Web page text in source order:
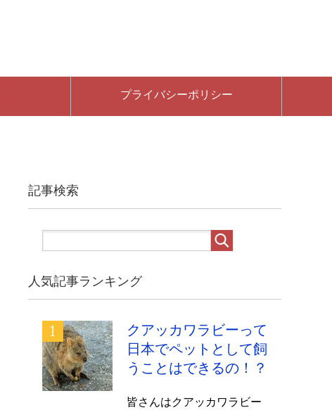
プライバシーポリシー
記事検索
人気記事ランキング
クアッカワラビーって
日本でペットとして飼
うことはできるの！？
皆さんはクアッカワラビー